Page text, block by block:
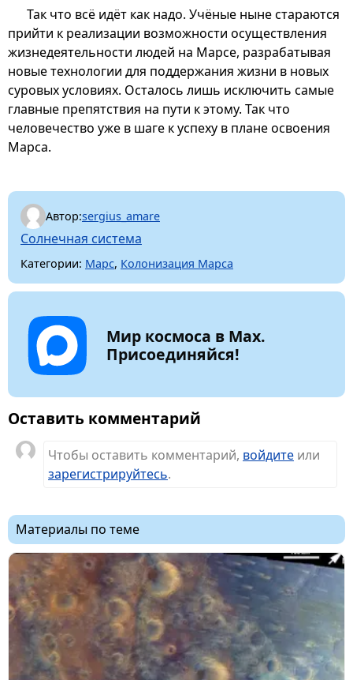
Так что всё идёт как надо. Учёные ныне стараются
прийти к реализации возможности осуществления
жизнедеятельности людей на Марсе, разрабатывая
новые технологии для поддержания жизни в новых
суровых условиях. Осталось лишь исключить самые
главные препятствия на пути к этому. Так что
человечество уже в шаге к успеху в плане освоения
Марса.
Автор:sergius_amare
Солнечная система
Категории: Марс, Колонизация Марса
Мир космоса в Max.
Присоединяйся!
Оставить комментарий
Чтобы оставить комментарий, войдите или
зарегистрируйтесь.
Материалы по теме